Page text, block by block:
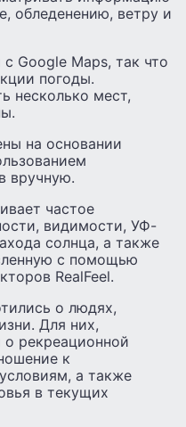
обледенению, ветру и
Google Maps, так что
погоды.
несколько мест,
на основании
вручную.
частое
видимости, УФ-
солнца, а также
с помощью
RealFeel.
о людях,
Для них,
рекреационной
к
а также
в текущих